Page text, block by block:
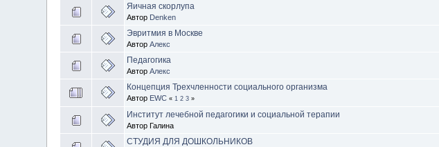
Яичная скорлупа
Автор Denken
Эвритмия в Москве
АвторАлекс
Педагогика
АвторАлекс
Концепция Трехчленности социального организма
Автор EWC « 1 2 3 »
Институт лечебной педагогики и социальной терапии
Автор Галина
СТУДИЯ ДЛЯ ДОШКОЛЬНИКОВ